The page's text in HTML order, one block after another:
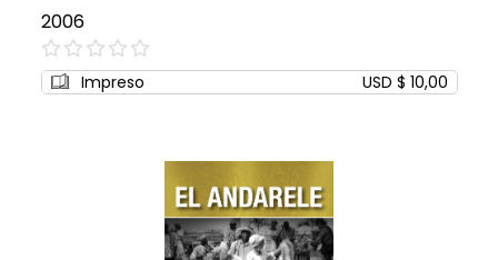
2006
0%
Impreso USD $ 10,00